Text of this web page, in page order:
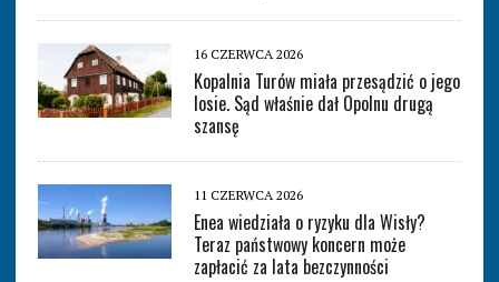
16 CZERWCA 2026
Kopalnia Turów miała przesądzić o jego
losie. Sąd właśnie dał Opolnu drugą
szansę
11 CZERWCA 2026
Enea wiedziała o ryzyku dla Wisły?
Teraz państwowy koncern może
zapłacić za lata bezczynności